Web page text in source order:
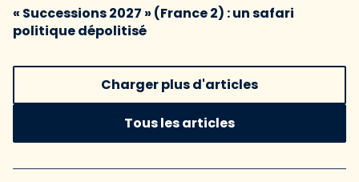
« Successions 2027 » (France 2) : un safari
politique dépolitisé
Charger plus d'articles
Tous les articles